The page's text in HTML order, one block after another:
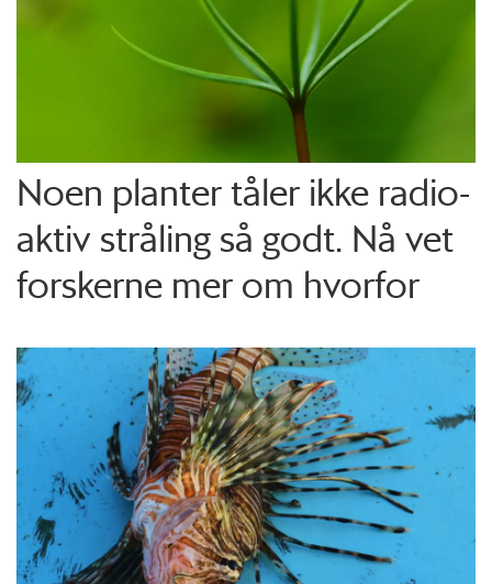
Noen planter tåler ikke radio­
aktiv stråling så godt. Nå vet
forskerne mer om hvorfor